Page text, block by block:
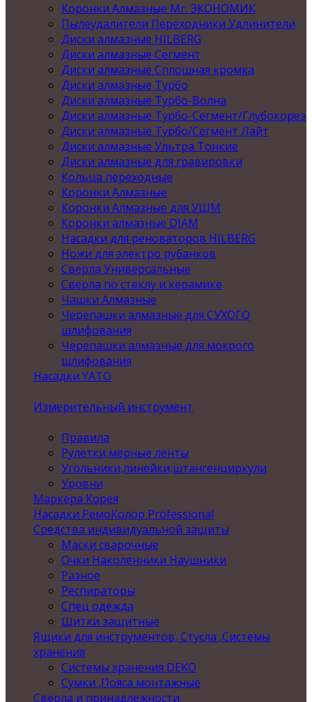
Коронки Алмазные Mr. ЭКОНОМИК
Пылеудалители Переходники Удлинители
Диски алмазные HILBERG
Диски алмазные Сегмент
Диски алмазные Сплошная кромка
Диски алмазные Турбо
Диски алмазные Турбо-Волна
Диски алмазные Турбо-Сегмент/Глубокорез
Диски алмазные Турбо/Сегмент Лайт
Диски алмазные Ультра Тонкие
Диски алмазные для гравировки
Кольца переходные
Коронки Алмазные
Коронки Алмазные для УШМ
Коронки алмазные DIAM
Насадки для реноваторов HILBERG
Ножи для электро рубанков
Сверла Универсальные
Сверла по стеклу и керамике
Чашки Алмазные
Черепашки алмазные для СУХОГО
шлифования
Черепашки алмазные для мокрого
шлифования
Насадки YATO
Измерительный инструмент
Правила
Рулетки,мерные ленты
Угольники,линейки,штангенциркули
Уровни
Маркера Корея
Насадки РемоКолор Professional
Средства индивидуальной защиты
Маски сварочные
Очки Наколенники Наушники
Разное
Респираторы
Спец одежда
Щитки защитные
Ящики для инструментов, Стусла ,Системы
хранения
Системы хранения DEKO
Сумки ,Пояса монтажные
Сверла и принадлежности